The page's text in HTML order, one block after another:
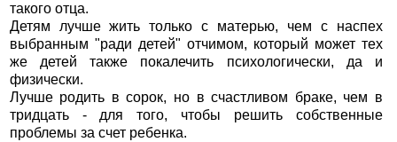
такого отца.
Детям лучше жить только с матерью, чем с наспех
выбранным "ради детей" отчимом, который может тех
же детей также покалечить психологически, да и
физически.
Лучше родить в сорок, но в счастливом браке, чем в
тридцать - для того, чтобы решить собственные
проблемы за счет ребенка.